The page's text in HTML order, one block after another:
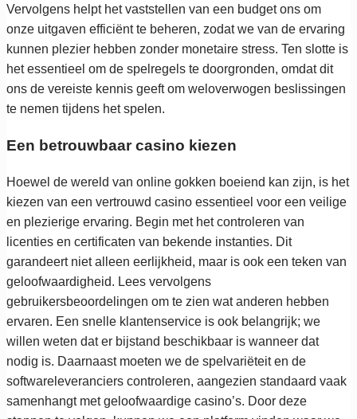
Vervolgens helpt het vaststellen van een budget ons om
onze uitgaven efficiënt te beheren, zodat we van de ervaring
kunnen plezier hebben zonder monetaire stress. Ten slotte is
het essentieel om de spelregels te doorgronden, omdat dit
ons de vereiste kennis geeft om weloverwogen beslissingen
te nemen tijdens het spelen.
Een betrouwbaar casino kiezen
Hoewel de wereld van online gokken boeiend kan zijn, is het
kiezen van een vertrouwd casino essentieel voor een veilige
en plezierige ervaring. Begin met het controleren van
licenties en certificaten van bekende instanties. Dit
garandeert niet alleen eerlijkheid, maar is ook een teken van
geloofwaardigheid. Lees vervolgens
gebruikersbeoordelingen om te zien wat anderen hebben
ervaren. Een snelle klantenservice is ook belangrijk; we
willen weten dat er bijstand beschikbaar is wanneer dat
nodig is. Daarnaast moeten we de spelvariëteit en de
softwareleveranciers controleren, aangezien standaard vaak
samenhangt met geloofwaardige casino’s. Door deze